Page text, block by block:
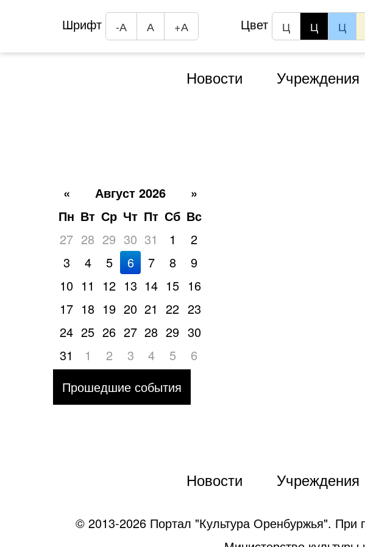
Шрифт -А А +А Цвет Ц Ц Ц
Новости Учреждения
« Август 2026
»
Пн Вт Ср Чт Пт Сб Вс
27 28 29 30 31 1
2
3
4 5 6 7 8
9
10 11 12 13 14 15 16
17 18 19 20 21 22 23
24 25 26 27 28 29 30
31
1 2 3 4 5
6
Прошедшие события
Новости Учреждения
© 2013-2026 Портал "Культура Оренбуржья". При